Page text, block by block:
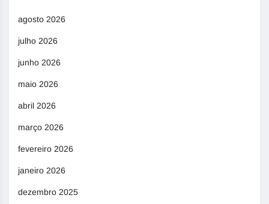
agosto 2026
julho 2026
junho 2026
maio 2026
abril 2026
março 2026
fevereiro 2026
janeiro 2026
dezembro 2025